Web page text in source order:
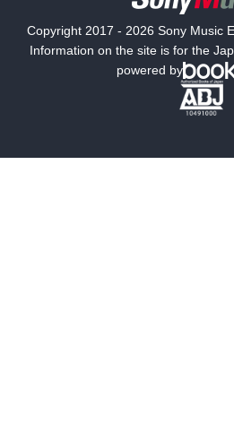
海
ミステリー SF
文学
Copyright 2017 - 2026 Sony Music
Information on the site is for the
powered by